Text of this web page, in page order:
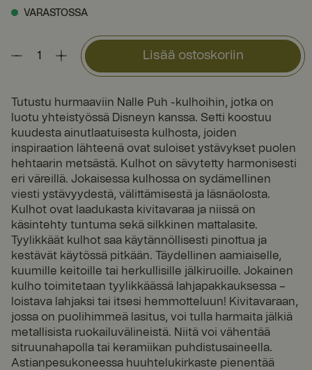
VARASTOSSA
Lisää ostoskoriin
Tutustu hurmaaviin Nalle Puh -kulhoihin, jotka on
luotu yhteistyössä Disneyn kanssa. Setti koostuu
kuudesta ainutlaatuisesta kulhosta, joiden
inspiraation lähteenä ovat suloiset ystävykset puolen
hehtaarin metsästä. Kulhot on sävytetty harmonisesti
eri väreillä. Jokaisessa kulhossa on sydämellinen
viesti ystävyydestä, välittämisestä ja läsnäolosta.
Kulhot ovat laadukasta kivitavaraa ja niissä on
käsintehty tuntuma sekä silkkinen mattalasite.
Tyylikkäät kulhot saa käytännöllisesti pinottua ja
kestävät käytössä pitkään. Täydellinen aamiaiselle,
kuumille keitoille tai herkullisille jälkiruoille. Jokainen
kulho toimitetaan tyylikkäässä lahjapakkauksessa –
loistava lahjaksi tai itsesi hemmotteluun! Kivitavaraan,
jossa on puolihimmeä lasitus, voi tulla harmaita jälkiä
metallisista ruokailuvälineistä. Niitä voi vähentää
sitruunahapolla tai keramiikan puhdistusaineella.
Astianpesukoneessa huuhtelukirkaste pienentää